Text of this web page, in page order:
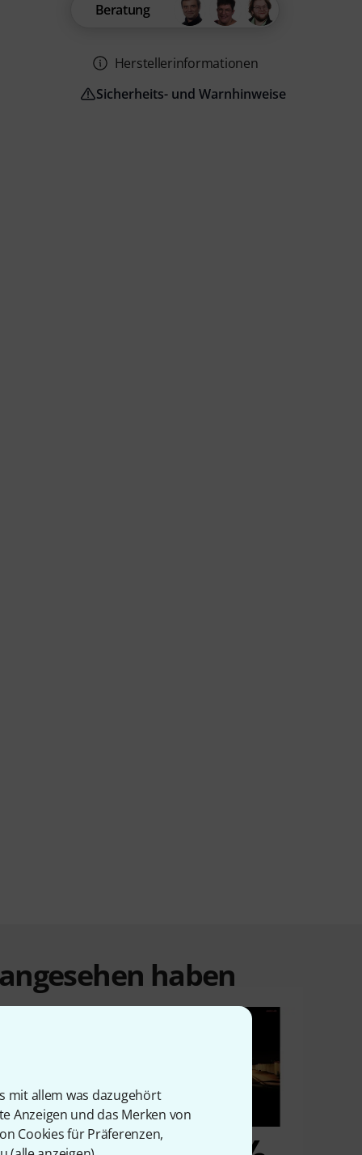
mit allem was dazugehört
Anzeigen und das Merken von
Cookies für Präferenzen,
Beratung
Herstellerinformationen
Sicherheits- und Warnhinweise
haben